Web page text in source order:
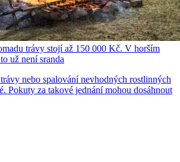
trávy stojí až 150 000 Kč. V horším
už není sranda
nebo spalování nevhodných rostlinných
Pokuty za takové jednání mohou dosáhnout